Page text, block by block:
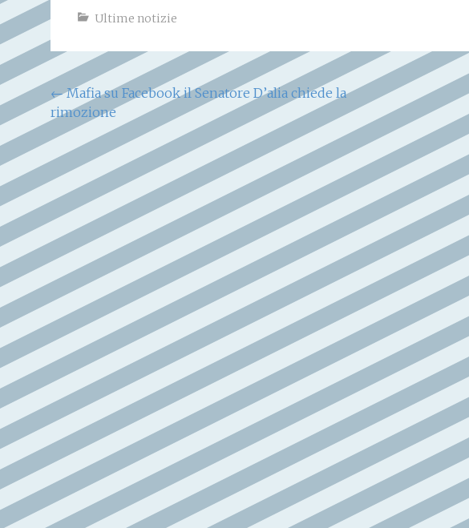
Ultime notizie
Navigazione
articoli
←Mafia su Facebook il Senatore D’alia chiede la
rimozione